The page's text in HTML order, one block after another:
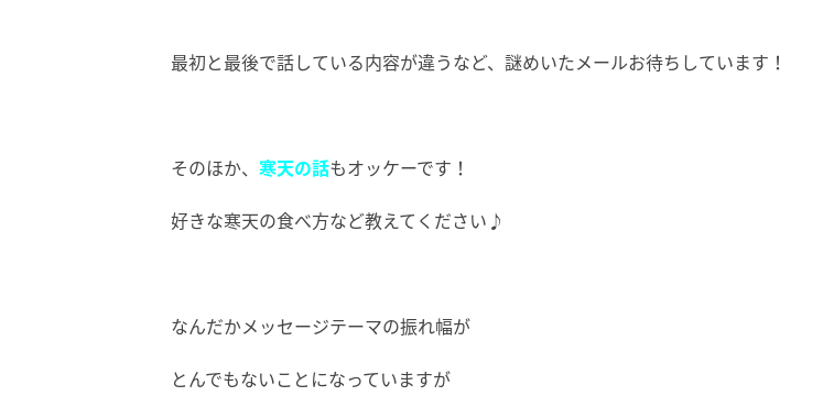
最初と最後で話している内容が違うなど、謎めいたメールお待ちしています！
そのほか、 寒天の話もオッケーです！
好きな寒天の食べ方など教えてください♪
なんだかメッセージテーマの振れ幅が
とんでもないことになっていますが